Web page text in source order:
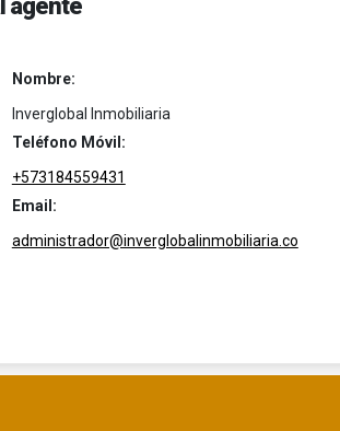
agente
Nombre:
Inverglobal Inmobiliaria
Teléfono Móvil:
+573184559431
Email:
administrador@inverglobalinmobiliaria.co